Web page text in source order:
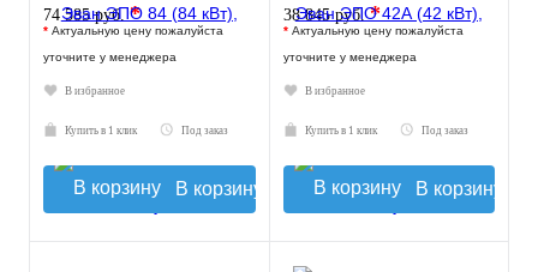
74 585 руб.*
* Актуальную цену пожалуйста
уточните у менеджера
В избранное
Купить в 1 клик Под заказ
В корзину
38 845 руб.*
* Актуальную цену пожалуйста
уточните у менеджера
В избранное
Купить в 1 клик Под заказ
В корзину